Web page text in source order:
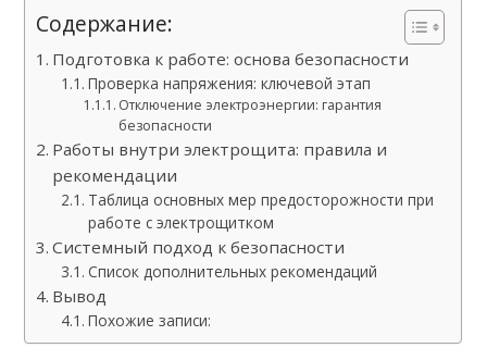
Содержание:
Подготовка к работе: основа безопасности
Проверка напряжения: ключевой этап
Отключение электроэнергии: гарантия
безопасности
Работы внутри электрощита: правила и
рекомендации
Таблица основных мер предосторожности при
работе с электрощитком
Системный подход к безопасности
Список дополнительных рекомендаций
Вывод
Похожие записи: